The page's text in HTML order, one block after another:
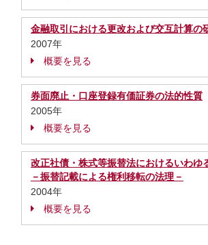
金融取引における更改および交互計算の
2007年
概要を見る
券面廃止・口座登録有価証券の法的性質
2005年
概要を見る
改正社債・株式等振替法におけるいわゆ
－振替記載による権利移転の法理－
2004年
概要を見る